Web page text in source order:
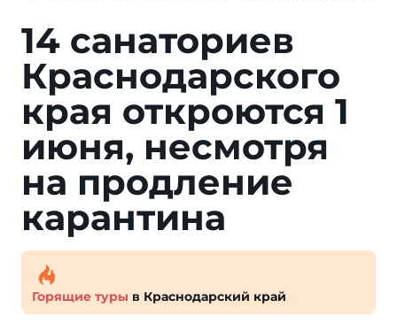
14 санаториев
Краснодарского
края откроются 1
июня, несмотря
на продление
карантина
Горящие туры в Краснодарский край